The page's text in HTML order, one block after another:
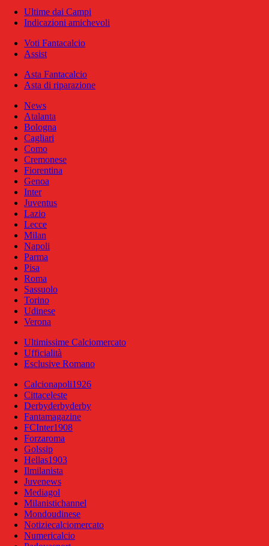
Ultime dai Campi
Indicazioni amichevoli
Voti Fantacalcio
Assist
Asta Fantacalcio
Asta di riparazione
News
Atalanta
Bologna
Cagliari
Como
Cremonese
Fiorentina
Genoa
Inter
Juventus
Lazio
Lecce
Milan
Napoli
Parma
Pisa
Roma
Sassuolo
Torino
Udinese
Verona
Ultimissime Calciomercato
Ufficialità
Esclusive Romano
Calcionapoli1926
Cittaceleste
Derbyderbyderby
Fantamagazine
FCInter1908
Forzaroma
Golssip
Hellas1903
Ilmilanista
Juvenews
Mediagol
Milanistichannel
Mondoudinese
Notiziecalciomercato
Numericalcio